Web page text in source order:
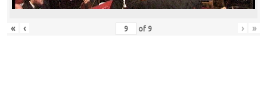
« ‹ of 9 › »